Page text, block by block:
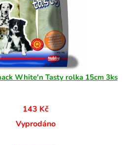
White'n Tasty rolka 15cm 3ks
143 Kč
Vyprodáno